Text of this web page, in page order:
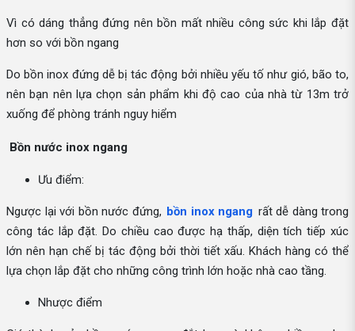
Vì có dáng thẳng đứng nên bồn mất nhiều công sức khi lắp đặt
hơn so với bồn ngang
Do bồn inox đứng dễ bị tác động bởi nhiều yếu tố như gió, bão to,
nên bạn nên lựa chọn sản phẩm khi độ cao của nhà từ 13m trở
xuống để phòng tránh nguy hiểm
Bồn nước inox ngang
Ưu điểm:
Ngược lại với bồn nước đứng, bồn inox ngang rất dễ dàng trong
công tác lắp đặt. Do chiều cao được hạ thấp, diện tích tiếp xúc
lớn nên hạn chế bị tác động bởi thời tiết xấu. Khách hàng có thể
lựa chọn lắp đặt cho những công trình lớn hoặc nhà cao tầng.
Nhược điểm